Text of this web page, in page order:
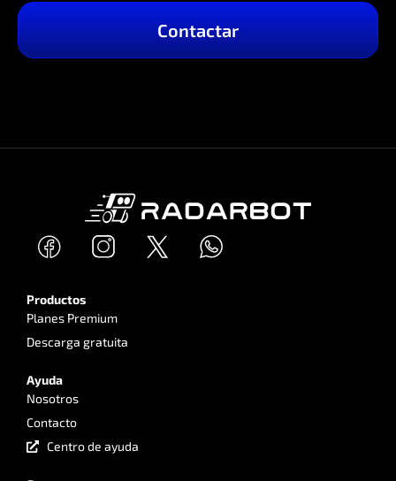
Contactar
Productos
Planes Premium
Descarga gratuita
Ayuda
Nosotros
Contacto
Centro de ayuda